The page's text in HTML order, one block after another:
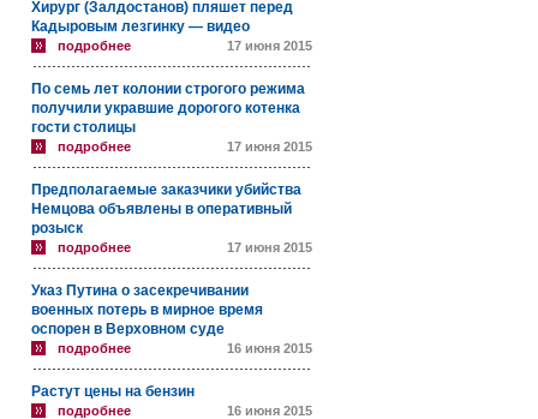
Хирург (Залдостанов) пляшет перед
Кадыровым лезгинку — видео
подробнее 17 июня 2015
По семь лет колонии строгого режима
получили укравшие дорогого котенка
гости столицы
подробнее 17 июня 2015
Предполагаемые заказчики убийства
Немцова объявлены в оперативный
розыск
подробнее 17 июня 2015
Указ Путина о засекречивании
военных потерь в мирное время
оспорен в Верховном суде
подробнее 16 июня 2015
Растут цены на бензин
подробнее 16 июня 2015